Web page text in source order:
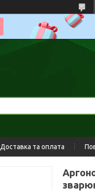
Доставка та оплата